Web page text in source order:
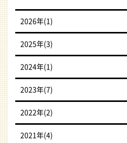
2026年(1)
2025年(3)
2024年(1)
2023年(7)
2022年(2)
2021年(4)